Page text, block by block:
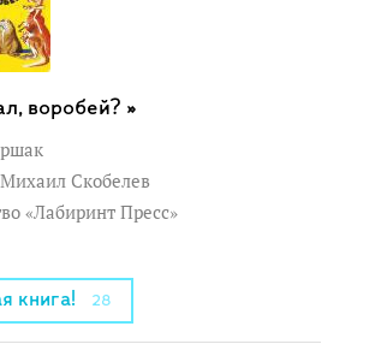
воробей? »
Михаил Скобелев
«Лабиринт Пресс»
книга! 28